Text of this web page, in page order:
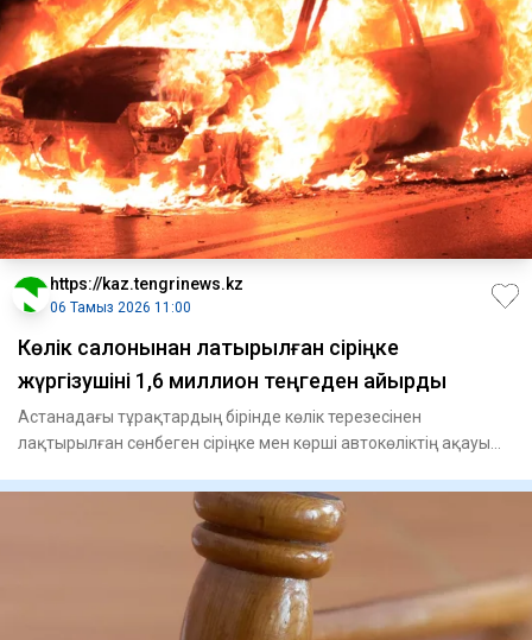
https://kaz.tengrinews.kz
06 Тамыз 2026 11:00
Көлік салонынан лақтырылған сіріңке
жүргізушіні 1,6 миллион теңгеден айырды
Астанадағы тұрақтардың бірінде көлік терезесінен
лақтырылған сөнбеген сіріңке мен көрші автокөліктің ақауы